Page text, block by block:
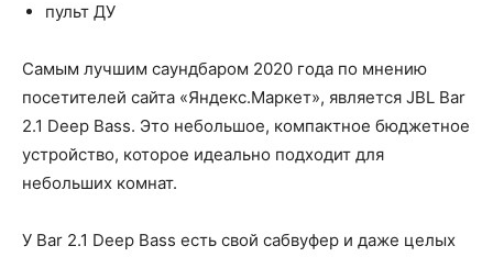
пульт ДУ
Самым лучшим саундбаром 2020 года по мнению
посетителей сайта «Яндекс.Маркет», является JBL Bar
2.1 Deep Bass. Это небольшое, компактное бюджетное
устройство, которое идеально подходит для
небольших комнат.
У Bar 2.1 Deep Bass есть свой сабвуфер и даже целых